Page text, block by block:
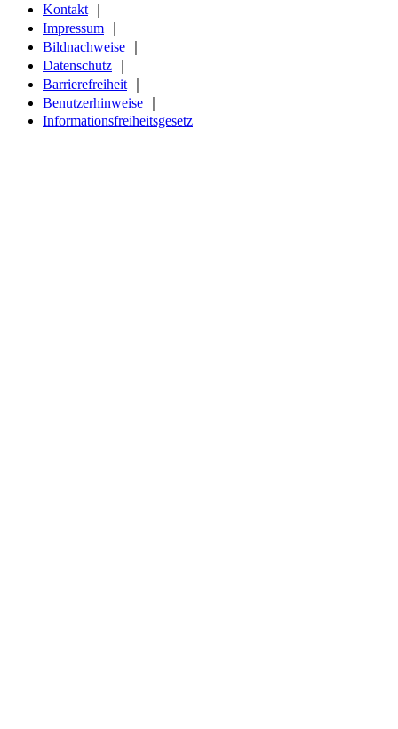
Kontakt
Impressum
Bildnachweise
Datenschutz
Barrierefreiheit
Benutzerhinweise
Informationsfreiheitsgesetz